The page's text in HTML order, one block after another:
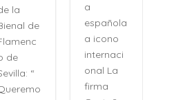
a
española
a icono
internaci
onal La
firma
años
después,
su
nombre
pronunci